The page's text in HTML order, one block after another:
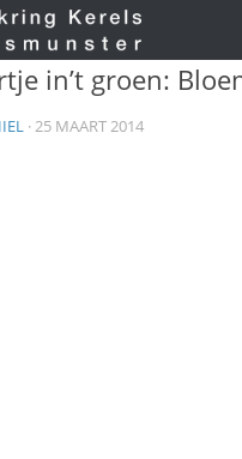
in’t groen:
· 25 MAART 2014